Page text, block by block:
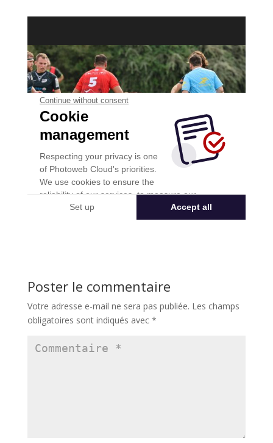
Poster le commentaire
Votre adresse e-mail ne sera pas publiée. Les champs
obligatoires sont indiqués avec *